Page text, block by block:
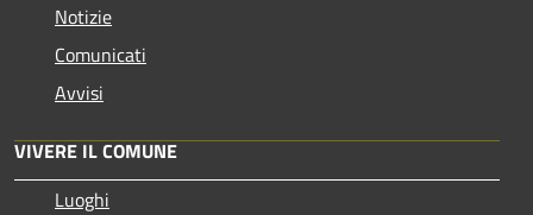
Notizie
Comunicati
Avvisi
VIVERE IL COMUNE
Luoghi